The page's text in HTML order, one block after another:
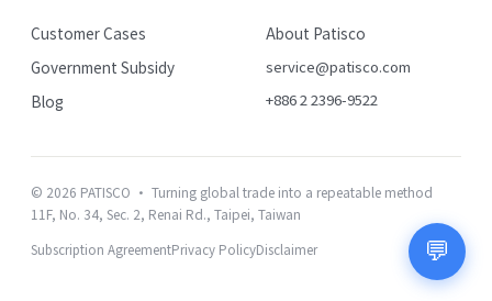
Customer Cases
Government Subsidy
Blog
About Patisco
service@patisco.com
+886 2 2396-9522
© 2026 PATISCO · Turning global trade into a repeatable method
11F, No. 34, Sec. 2, Renai Rd., Taipei, Taiwan
Subscription AgreementPrivacy PolicyDisclaimer 💬